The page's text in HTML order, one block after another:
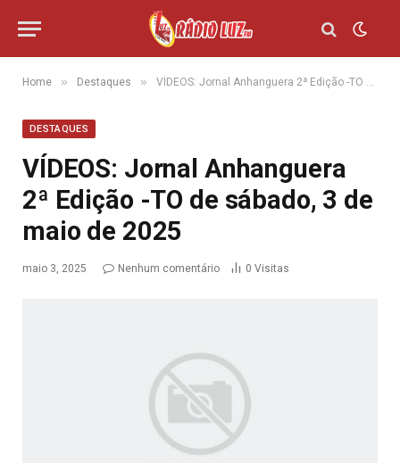
Home » Destaques » VÍDEOS: Jornal Anhanguera 2ª Edição -TO de sábado, 3 de maio de 2025
DESTAQUES
VÍDEOS: Jornal Anhanguera
2ª Edição -TO de sábado, 3 de
maio de 2025
maio 3, 2025 Nenhum comentário 0 Visitas